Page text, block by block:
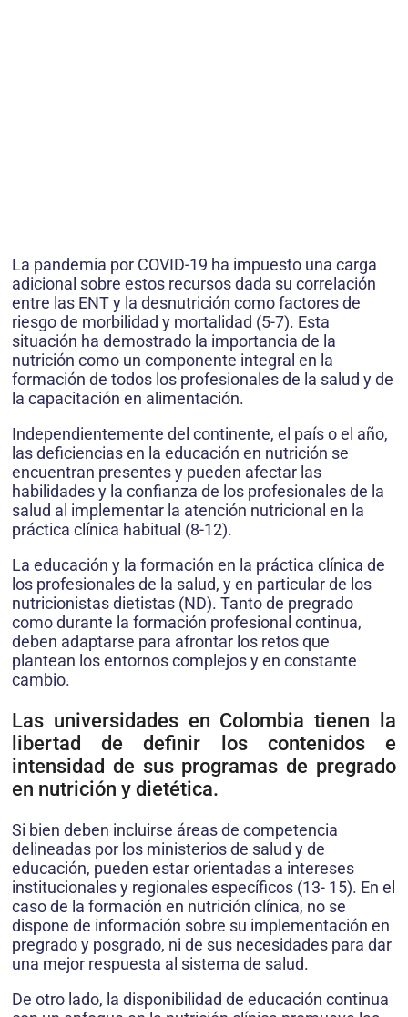
La pandemia por COVID-19 ha impuesto una carga
adicional sobre estos recursos dada su correlación
entre las ENT y la desnutrición como factores de
riesgo de morbilidad y mortalidad (5-7). Esta
situación ha demostrado la importancia de la
nutrición como un componente integral en la
formación de todos los profesionales de la salud y de
la capacitación en alimentación.
Independientemente del continente, el país o el año,
las deficiencias en la educación en nutrición se
encuentran presentes y pueden afectar las
habilidades y la confianza de los profesionales de la
salud al implementar la atención nutricional en la
práctica clínica habitual (8-12).
La educación y la formación en la práctica clínica de
los profesionales de la salud, y en particular de los
nutricionistas dietistas (ND). Tanto de pregrado
como durante la formación profesional continua,
deben adaptarse para afrontar los retos que
plantean los entornos complejos y en constante
cambio.
Las universidades en Colombia tienen la
libertad de definir los contenidos e
intensidad de sus programas de pregrado
en nutrición y dietética.
Si bien deben incluirse áreas de competencia
delineadas por los ministerios de salud y de
educación, pueden estar orientadas a intereses
institucionales y regionales específicos (13- 15). En el
caso de la formación en nutrición clínica, no se
dispone de información sobre su implementación en
pregrado y posgrado, ni de sus necesidades para dar
una mejor respuesta al sistema de salud.
De otro lado, la disponibilidad de educación continua